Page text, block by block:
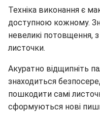
Техніка виконання є
доступною кожному.
невеликі потовщення,
листочки.
Акуратно відщипніть
знаходиться
пошкодити самі
сформуються нові